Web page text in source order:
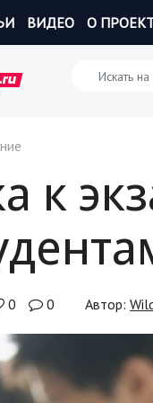
ВИДЕО О
к
0 0 Автор: